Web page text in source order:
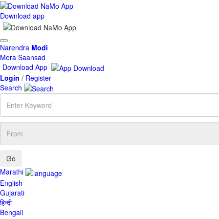
Download app
Toggle
navigation
Narendra Modi
Mera Saansad
Download App
Login / Register
Search
Enter
Keyword
From
Marathi
English
Gujarati
हिन्दी
Bengali